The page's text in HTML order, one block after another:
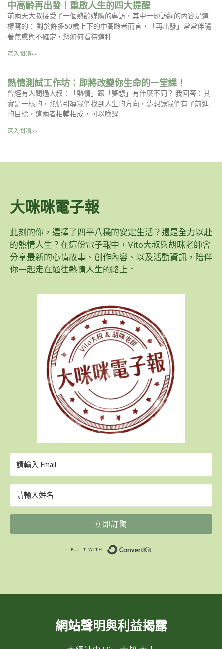
中高齡再出發！重啟人生的四大提醒
前兩天大叔接受了一個熟齡媒體的專訪，其中一題訪綱的內容是這
樣寫的： 對於許多50歲上下的中高齡者而言，「再出發」常常伴隨
著焦慮與不確定，您如何看待這種
深入閱讀>>
熱情測試工作坊：即將改變你生命的一堂課！
曾經有人問過大叔：「熱情」跟「夢想」有什麼不同？ 我回答：其
實是一樣的，熱情引導我們找到人生的方向，夢想讓我們有了前進
的目標，這兩者相輔相成，可以喚醒
深入閱讀>>
大咪咪電子報
此刻的你，選擇了四平八穩的安定生活？還是全力以赴
的熱情人生？在這份電子報中，Vito大叔與胡咪老師會
分享最新的心情故事、創作內容、以及活動資訊，陪伴
你一起走在通往熱情人生的路上。
立即訂閱
網站聲明與利益揭露